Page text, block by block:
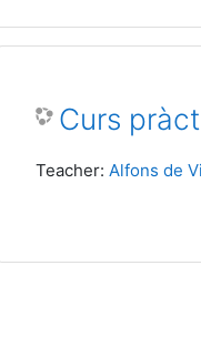
Curs
Teacher: Alfons de